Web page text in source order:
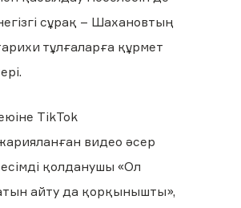
сұрақ – Шахановтың
тұлғаларға құрмет
TikTok
видео әсер
есімді қолданушы «Ол
айту да қорқынышты»,